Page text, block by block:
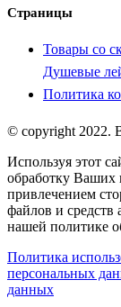
Страницы
Товары со
Душевые
Политика
© copyright 2022.
Используя этот
обработку Ваших
привлечением
файлов и средств
нашей политике
Политика
персональных
данных